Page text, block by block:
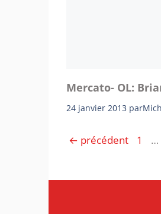
Mercato- OL:
24 janvier 2013 par
← précédent Page
1 …